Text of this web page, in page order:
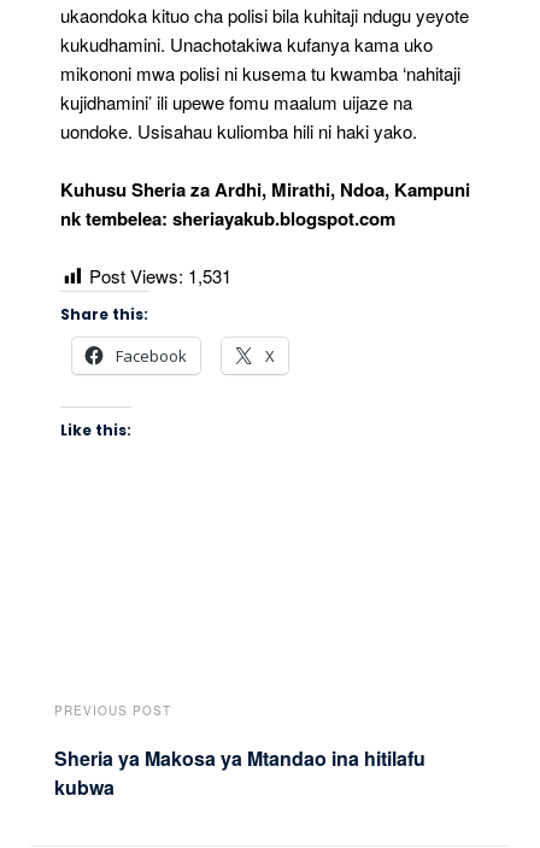
ukaondoka kituo cha polisi bila kuhitaji ndugu yeyote
kukudhamini. Unachotakiwa kufanya kama uko
mikononi mwa polisi ni kusema tu kwamba ‘nahitaji
kujidhamini’ ili upewe fomu maalum uijaze na
uondoke. Usisahau kuliomba hili ni haki yako.
Kuhusu Sheria za Ardhi, Mirathi, Ndoa, Kampuni
nk tembelea: sheriayakub.blogspot.com
Post Views: 1,531
Share this:
Facebook X
Like this:
PREVIOUS POST
Sheria ya Makosa ya Mtandao ina hitilafu
kubwa